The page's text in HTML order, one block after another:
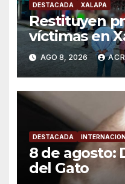
DESTACADA XALAPA
Restituyen
víctimas en
AGO 8, 2026
DESTACADA
8 de agosto:
del Gato